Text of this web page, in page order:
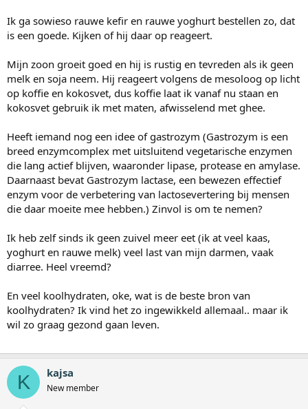
Ik ga sowieso rauwe kefir en rauwe yoghurt bestellen zo, dat
is een goede. Kijken of hij daar op reageert.
Mijn zoon groeit goed en hij is rustig en tevreden als ik geen
melk en soja neem. Hij reageert volgens de mesoloog op licht
op koffie en kokosvet, dus koffie laat ik vanaf nu staan en
kokosvet gebruik ik met maten, afwisselend met ghee.
Heeft iemand nog een idee of gastrozym (Gastrozym is een
breed enzymcomplex met uitsluitend vegetarische enzymen
die lang actief blijven, waaronder lipase, protease en amylase.
Daarnaast bevat Gastrozym lactase, een bewezen effectief
enzym voor de verbetering van lactosevertering bij mensen
die daar moeite mee hebben.) Zinvol is om te nemen?
Ik heb zelf sinds ik geen zuivel meer eet (ik at veel kaas,
yoghurt en rauwe melk) veel last van mijn darmen, vaak
diarree. Heel vreemd?
En veel koolhydraten, oke, wat is de beste bron van
koolhydraten? Ik vind het zo ingewikkeld allemaal.. maar ik
wil zo graag gezond gaan leven.
K kajsa
New member